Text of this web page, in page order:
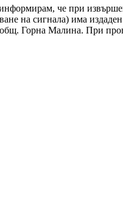
че при
на сигнала) има
Горна Малина. При